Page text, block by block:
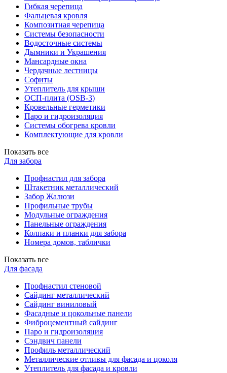
Гибкая черепица
Фальцевая кровля
Композитная черепица
Системы безопасности
Водосточные системы
Дымники и Украшения
Мансардные окна
Чердачные лестницы
Софиты
Утеплитель для крыши
ОСП-плита (OSB-3)
Кровельные герметики
Паро и гидроизоляция
Системы обогрева кровли
Комплектующие для кровли
Показать все
Для забора
Профнастил для забора
Штакетник металлический
Забор Жалюзи
Профильные трубы
Модульные ограждения
Панельные ограждения
Колпаки и планки для забора
Номера домов, таблички
Показать все
Для фасада
Профнастил стеновой
Сайдинг металлический
Сайдинг виниловый
Фасадные и цокольные панели
Фиброцементный сайдинг
Паро и гидроизоляция
Сэндвич панели
Профиль металлический
Металлические отливы для фасада и цоколя
Утеплитель для фасада и кровли